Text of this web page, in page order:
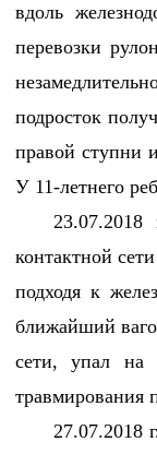
вдоль
перевозки
подросток
правой ступни
У 11-летнего
контактной
подходя к
ближайший
сети, упал на
травмирования
27.07.2018